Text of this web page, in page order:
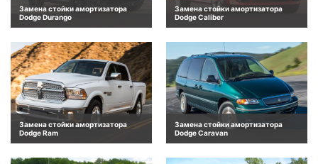
Замена стойки амортизатора
Dodge Durango
Замена стойки амортизатора
Dodge Caliber
Замена стойки амортизатора
Dodge Ram
Замена стойки амортизатора
Dodge Caravan